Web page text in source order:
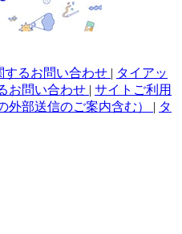
するお問い合わせ | タイアッ
お問い合わせ | サイトご利用
外部送信のご案内含む） | タ